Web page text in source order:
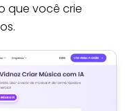
que você crie